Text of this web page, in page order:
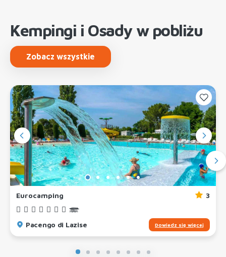
Kempingi i Osady w pobliżu
Zobacz wszystkie
Eurocamping 3
Pacengo di Lazise Dowiedz się więcej